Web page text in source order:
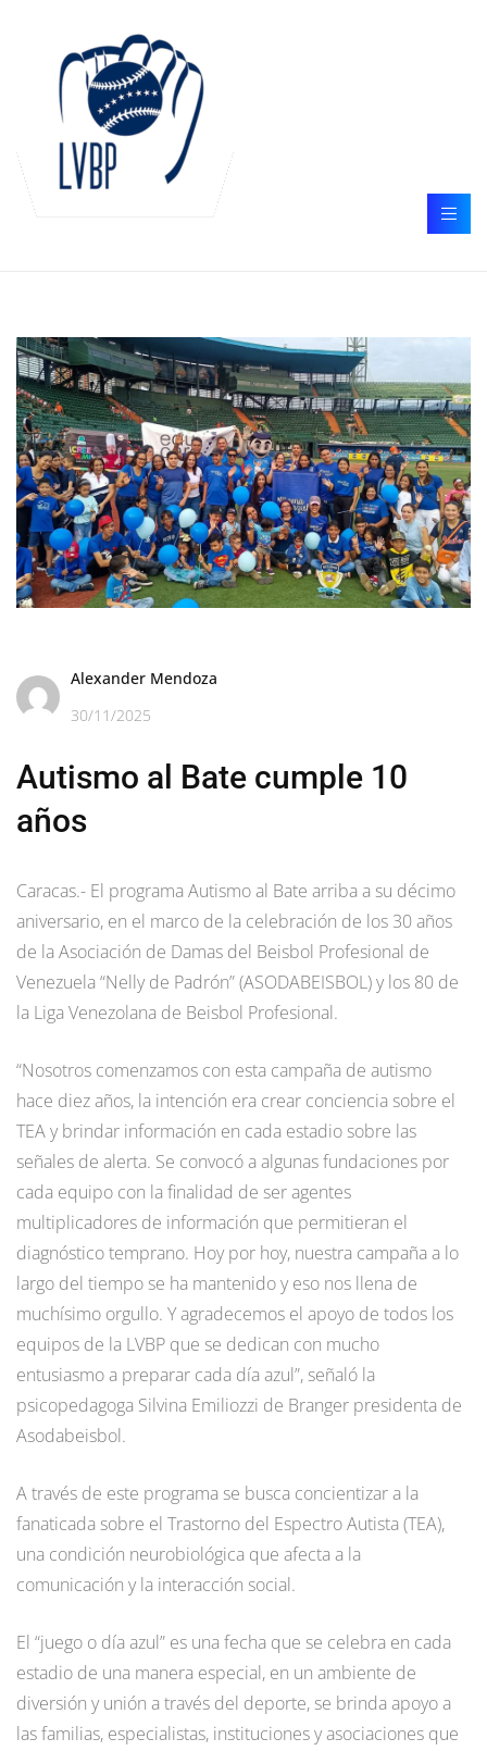
Alexander Mendoza
30/11/2025
Autismo al Bate cumple 10
años
Caracas.- El programa Autismo al Bate arriba a su décimo
aniversario, en el marco de la celebración de los 30 años
de la Asociación de Damas del Beisbol Profesional de
Venezuela “Nelly de Padrón” (ASODABEISBOL) y los 80 de
la Liga Venezolana de Beisbol Profesional.
“Nosotros comenzamos con esta campaña de autismo
hace diez años, la intención era crear conciencia sobre el
TEA y brindar información en cada estadio sobre las
señales de alerta. Se convocó a algunas fundaciones por
cada equipo con la finalidad de ser agentes
multiplicadores de información que permitieran el
diagnóstico temprano. Hoy por hoy, nuestra campaña a lo
largo del tiempo se ha mantenido y eso nos llena de
muchísimo orgullo. Y agradecemos el apoyo de todos los
equipos de la LVBP que se dedican con mucho
entusiasmo a preparar cada día azul”, señaló la
psicopedagoga Silvina Emiliozzi de Branger presidenta de
Asodabeisbol.
A través de este programa se busca concientizar a la
fanaticada sobre el Trastorno del Espectro Autista (TEA),
una condición neurobiológica que afecta a la
comunicación y la interacción social.
El “juego o día azul” es una fecha que se celebra en cada
estadio de una manera especial, en un ambiente de
diversión y unión a través del deporte, se brinda apoyo a
las familias, especialistas, instituciones y asociaciones que